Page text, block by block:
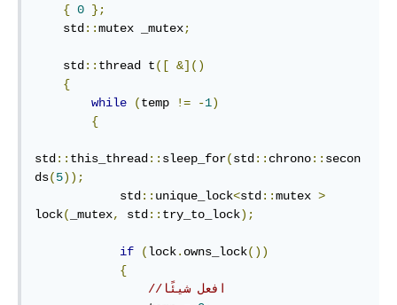
{ 0 };
    std
::mutex _mutex;
    std
:: thread t([ &]()
{
while
(temp != -1)
{
std:: this_thread:: sleep_for(std:: chrono:: secon
ds(5));
            std
:: unique_lock<std::mutex >
lock( _mutex, std:: try_to_lock);
if (lock. owns_lock())
{
//افعل شيئًا